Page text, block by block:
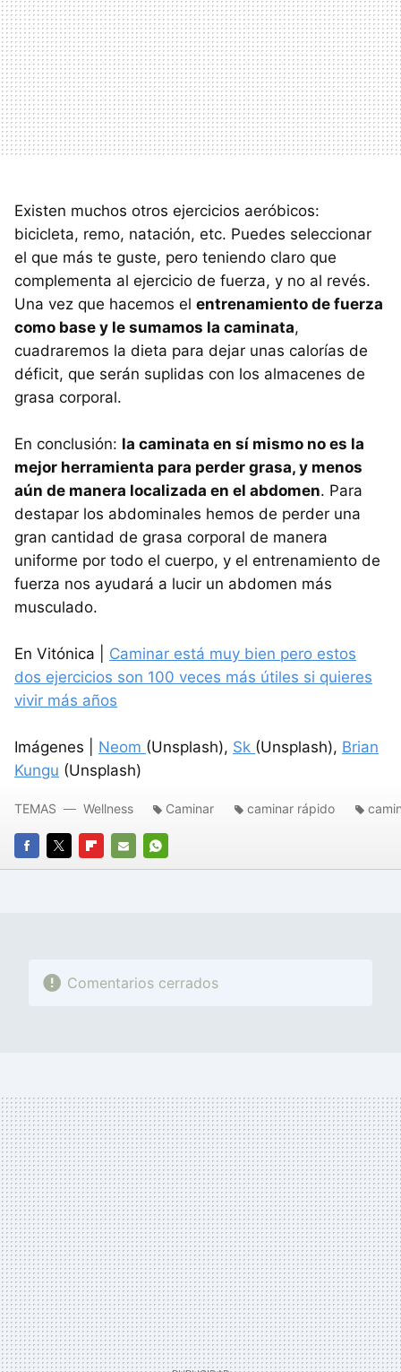
Existen muchos otros ejercicios aeróbicos:
bicicleta, remo, natación, etc. Puedes seleccionar
el que más te guste, pero teniendo claro que
complementa al ejercicio de fuerza, y no al revés.
Una vez que hacemos el entrenamiento de fuerza
como base y le sumamos la caminata,
cuadraremos la dieta para dejar unas calorías de
déficit, que serán suplidas con los almacenes de
grasa corporal.
En conclusión: la caminata en sí mismo no es la
mejor herramienta para perder grasa, y menos
aún de manera localizada en el abdomen. Para
destapar los abdominales hemos de perder una
gran cantidad de grasa corporal de manera
uniforme por todo el cuerpo, y el entrenamiento de
fuerza nos ayudará a lucir un abdomen más
musculado.
En Vitónica | Caminar está muy bien pero estos
dos ejercicios son 100 veces más útiles si quieres
vivir más años
Imágenes | Neom (Unsplash), Sk (Unsplash), Brian
Kungu (Unsplash)
FACEBOOK
TWITTERFLIPBOARD
E-
WHATSAPP
TEMAS Wellness Caminar caminar rápido
Comentarios cerrados